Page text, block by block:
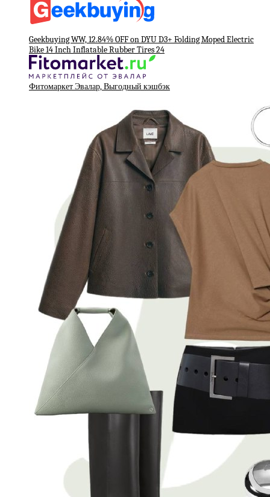
Geekbuying WW, 12.84% OFF on DYU D3+ Folding Moped Electric
Bike 14 Inch Inflatable Rubber Tires 24
Фитомаркет Эвалар, Выгодный кэшбэк